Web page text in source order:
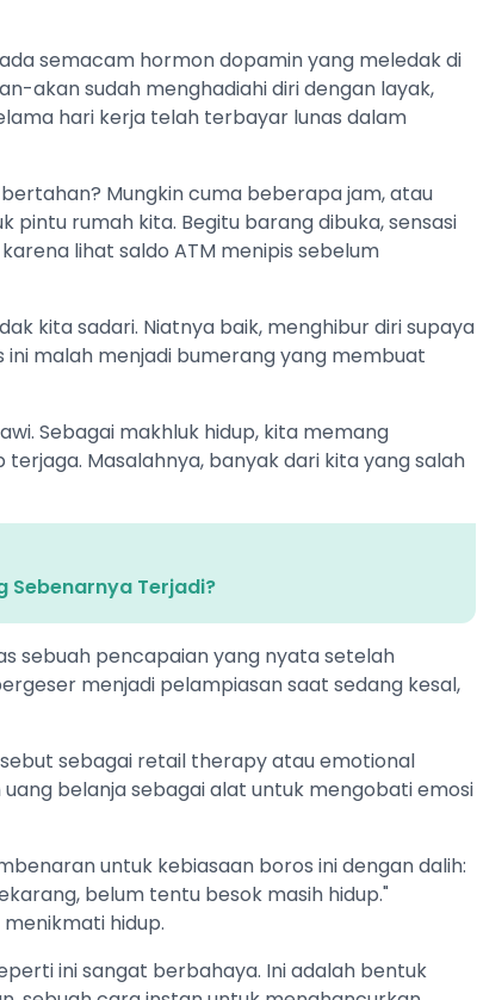
semacam hormon dopamin yang meledak di
akan sudah menghadiahi diri dengan layak,
hari kerja telah terbayar lunas dalam
Mungkin cuma beberapa jam, atau
rumah kita. Begitu barang dibuka, sensasi
lihat saldo ATM menipis sebelum
kita sadari. Niatnya baik, menghibur diri supaya
malah menjadi bumerang yang membuat
Sebagai makhluk hidup, kita memang
Masalahnya, banyak dari kita yang salah
Sebenarnya Terjadi?
sebuah pencapaian yang nyata setelah
menjadi pelampiasan saat sedang kesal,
sebagai retail therapy atau emotional
belanja sebagai alat untuk mengobati emosi
untuk kebiasaan boros ini dengan dalih:
belum tentu besok masih hidup."
hidup.
ini sangat berbahaya. Ini adalah bentuk